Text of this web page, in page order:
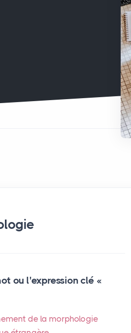
ou l'expression clé «
de la morphologie